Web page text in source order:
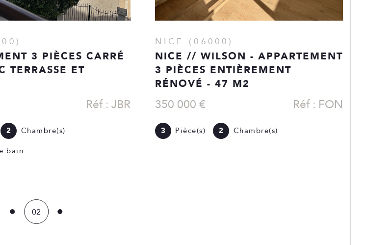
2 PIÈCES - 40 M2
Réf : LN-3
CAGNES-SUR-MER (06800)
FRONT DE MER – 3 PIÈCES AVEC
BALCON, PARKING ET CAVE
449 000 €
03